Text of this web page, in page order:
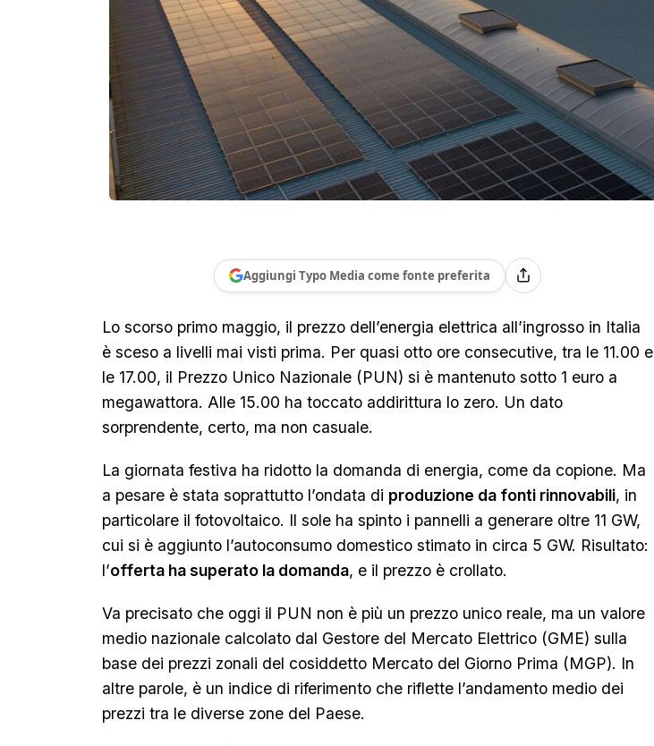
Aggiungi Typo Media come fonte preferita
Lo scorso primo maggio, il prezzo dell’energia elettrica all’ingrosso in Italia
è sceso a livelli mai visti prima. Per quasi otto ore consecutive, tra le 11.00 e
le 17.00, il Prezzo Unico Nazionale (PUN) si è mantenuto sotto 1 euro a
megawattora. Alle 15.00 ha toccato addirittura lo zero. Un dato
sorprendente, certo, ma non casuale.
La giornata festiva ha ridotto la domanda di energia, come da copione. Ma
a pesare è stata soprattutto l’ondata di produzione da fonti rinnovabili, in
particolare il fotovoltaico. Il sole ha spinto i pannelli a generare oltre 11 GW,
cui si è aggiunto l’autoconsumo domestico stimato in circa 5 GW. Risultato:
l’offerta ha superato la domanda, e il prezzo è crollato.
Va precisato che oggi il PUN non è più un prezzo unico reale, ma un valore
medio nazionale calcolato dal Gestore del Mercato Elettrico (GME) sulla
base dei prezzi zonali del cosiddetto Mercato del Giorno Prima (MGP). In
altre parole, è un indice di riferimento che riflette l’andamento medio dei
prezzi tra le diverse zone del Paese.